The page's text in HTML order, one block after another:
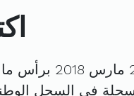
في السجل